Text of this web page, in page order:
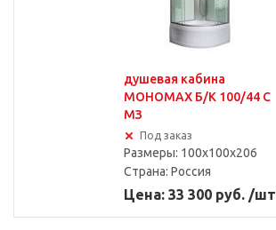
душевая кабина
МОНОМАХ Б/К 100/44 С
МЗ
Под заказ
Размеры: 100x100x206
Страна: Россия
Цена: 33 300 руб. /шт